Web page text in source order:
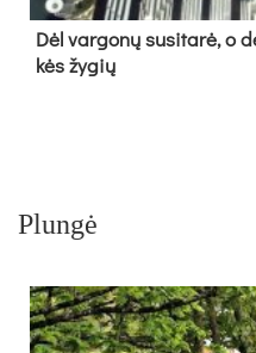
Dėl var­go­nų su­si­ta­rė, o
kės žy­gių
Plungė